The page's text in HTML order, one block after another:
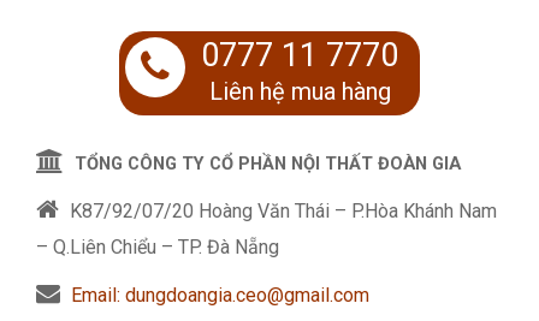
0777 11 7770
Liên hệ mua hàng
TỔNG CÔNG TY CỔ PHẦN NỘI THẤT ĐOÀN GIA
K87/92/07/20 Hoàng Văn Thái – P.Hòa Khánh Nam
– Q.Liên Chiểu – TP. Đà Nẵng
Email: dungdoangia.ceo@gmail.com